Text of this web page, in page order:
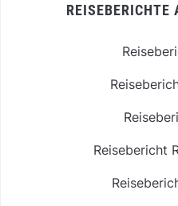
Reisebericht